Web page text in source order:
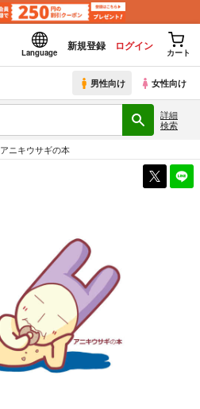
Language
新規登録 ログイン
カート
男性向け 女性向け
詳細
検索
アニキウサギの本